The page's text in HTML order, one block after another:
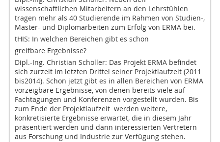
wissenschaftlichen Mitarbeitern an den Lehrstühlen
tragen mehr als 40 Studierende im Rahmen von Studien-,
Master- und Diplomarbeiten zum Erfolg von ERMA bei.
tHIS: In welchen Bereichen gibt es schon
greifbare Ergebnisse?
Dipl.-Ing. Christian Scholler: Das Projekt ERMA befindet
sich zurzeit im letzten Drittel seiner Projektlaufzeit (2011
bis2014). Schon jetzt gibt es in allen Bereichen von ERMA
vorzeigbare Ergebnisse, von denen bereits viele auf
Fachtagungen und Konferenzen vorgestellt wurden. Bis
zum Ende der Projektlaufzeit werden weitere,
konkretisierte Ergebnisse erwartet, die in diesem Jahr
präsentiert werden und dann interessierten Vertretern
aus Forschung und Industrie zur Verfügung stehen.